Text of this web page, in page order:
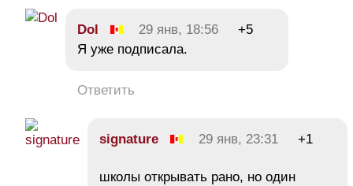
Dol 29 янв, 18:56
+5
Я уже подписала.
Ответить
signature 29 янв, 23:31 +1
школы открывать рано, но один